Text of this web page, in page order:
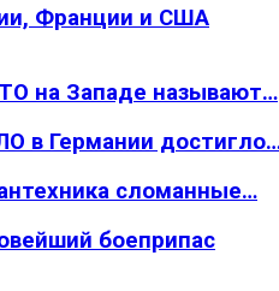
Франции и США
на Западе называют…
в Германии
сломанные…
боеприпас